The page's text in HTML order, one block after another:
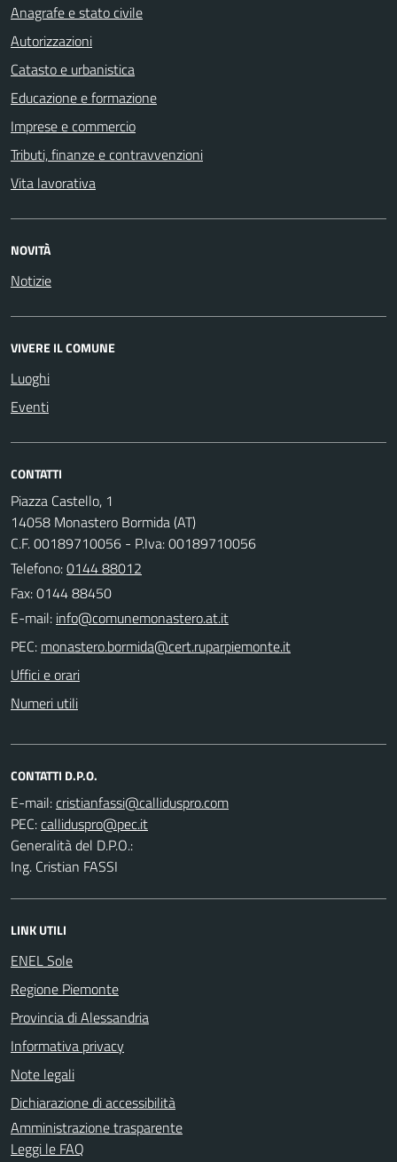
Anagrafe e stato civile
Autorizzazioni
Catasto e urbanistica
Educazione e formazione
Imprese e commercio
Tributi, finanze e contravvenzioni
Vita lavorativa
NOVITÀ
Notizie
VIVERE IL COMUNE
Luoghi
Eventi
CONTATTI
Piazza Castello, 1
14058 Monastero Bormida (AT)
C.F. 00189710056 - P.Iva: 00189710056
Telefono:0144 88012
Fax: 0144 88450
E-mail:
PEC:
Uffici e orari
Numeri utili
CONTATTI D.P.O.
E-mail:
PEC:
Generalità del D.P.O.:
Ing. Cristian FASSI
LINK UTILI
ENEL Sole
Regione Piemonte
Provincia di Alessandria
Informativa privacy
Note legali
Dichiarazione di accessibilità
Amministrazione trasparente
Leggi le FAQ